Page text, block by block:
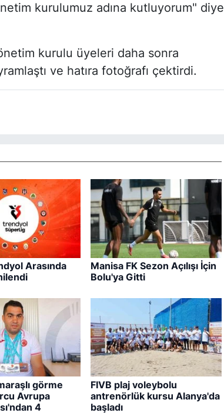
kurulumuz adına kutluyorum" diye
kurulu üyeleri daha sonra
ve hatıra fotoğrafı çektirdi.
Arasında
Manisa FK Sezon Açılışı İçin
Bolu'ya Gitti
görme
Avrupa
4
FIVB plaj voleybolu
antrenörlük kursu Alanya'da
başladı